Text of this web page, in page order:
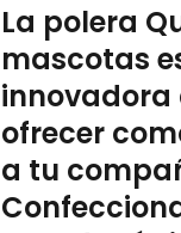
La polera
mascotas
ofrecer
a tu